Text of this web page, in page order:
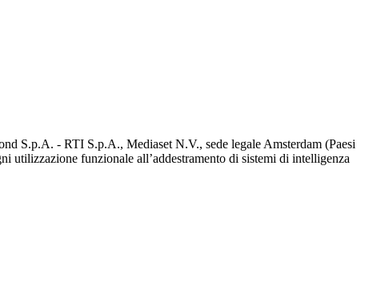
S.p.A. - RTI S.p.A., Mediaset N.V., sede legale Amsterdam (Paesi
utilizzazione funzionale all’addestramento di sistemi di intelligenza